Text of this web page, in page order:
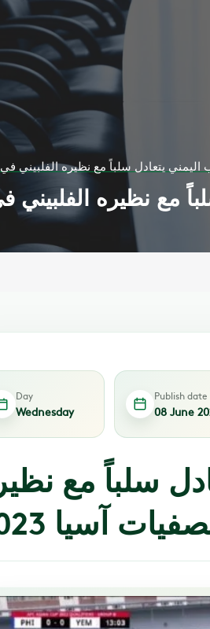
اليمني يتعادل سلباً مع نظيره الفلبيني في
مع نظيره الفلبيني
Day
Wednesday
Publish date
08 June
سلباً مع
آسيا 2023